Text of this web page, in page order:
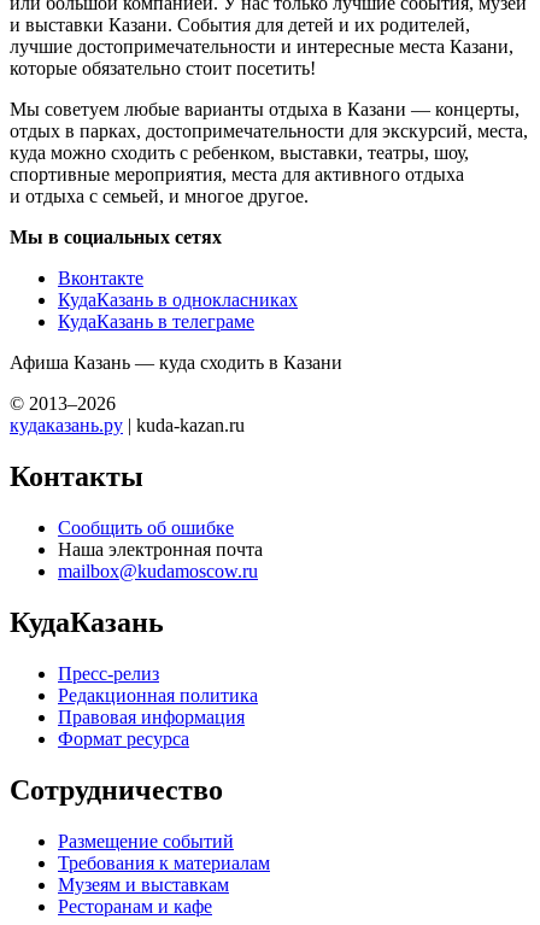
и выставки Казани. События для детей и их родителей,
лучшие достопримечательности и интересные места Казани,
которые обязательно стоит посетить!
Мы советуем любые варианты отдыха в Казани — концерты,
отдых в парках, достопримечательности для экскурсий, места,
куда можно сходить с ребенком, выставки, театры, шоу,
спортивные мероприятия, места для активного отдыха
и отдыха с семьей, и многое другое.
Мы в социальных сетях
Вконтакте
КудаКазань в однокласниках
КудаКазань в телеграме
Афиша Казань — куда сходить в Казани
© 2013–2026
кудаказань.ру | kuda-kazan.ru
Контакты
Сообщить об ошибке
Наша электронная почта
mailbox@kudamoscow.ru
КудаКазань
Пресс-релиз
Редакционная политика
Правовая информация
Формат ресурса
Сотрудничество
Размещение событий
Требования к материалам
Музеям и выставкам
Ресторанам и кафе